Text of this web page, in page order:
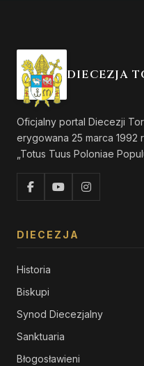
DIECEZJA
Oficjalny portal Diecezji
erygowana 25 marca 1992
„Totus Tuus Poloniae
DIECEZJA
Historia
Biskupi
Synod Diecezjalny
Sanktuaria
Błogosławieni